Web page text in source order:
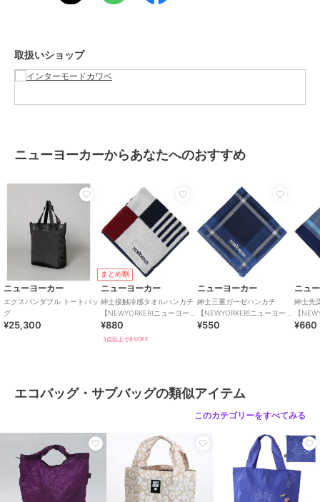
サイズ
素材
ポリエステル100％
取扱いショップ
ニューヨーカーからあなたへのおすすめ
ニューヨーカー
エクスパンダブル トートバッ
グ
¥25,300
まとめ割
ニューヨーカー
紳士接触冷感タオルハンカチ
【NEWYORKER(ニューヨーカ
ー)】
¥880
3点以上で8%OFF
ニューヨーカー
紳士三重ガーゼハンカチ
【NEWYORKER(ニューヨーカ
ー)】
¥550
ニュ
紳士先
【
ー)】
¥660
エコバッグ・サブバッグの類似アイテム
このカテゴリーをすべてみる